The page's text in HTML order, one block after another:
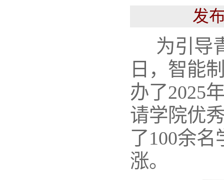
发
为引导
日，智能
办了2025
请学院优
了100余
涨。